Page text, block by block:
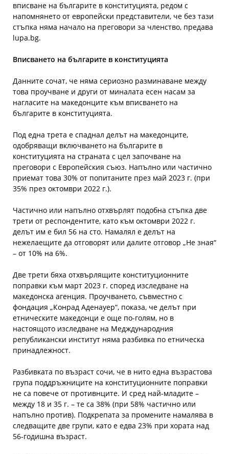
вписване на българите в конституцията, редом с
напомнянето от европейски представители, че без тази
стъпка няма начало на преговори за членство, предава
lupa.bg.
Вписването на българите в конституцията
Данните сочат, че няма сериозно разминаване между
това проучване и други от миналата есен насам за
нагласите на македонците към вписването на
българите в конституцията.
Под една трета е спаднал делът на македонците,
одобряващи включването на българите в
конституцията на страната с цел започване на
преговори с Европейския съюз. Напълно или частично
приемат това 30% от попитаните през май 2023 г. (при
35% през октомври 2022 г.).
Частично или напълно отхвърлят подобна стъпка две
трети от респондентите, като към октомври 2022 г.
делът им е бил 56 на сто. Намалял е делът на
нежелаещите да отговорят или далите отговор „Не зная“
– от 10% на 6%.
Две трети бяха отхвърлящите конституционните
поправки към март 2023 г. според изследване на
македонска агенция. Проучването, съвместно с
фондация „Конрад Аденауер“, показа, че делът при
етническите македонци е още по-голям, но в
настоящото изследване на Медждународния
републикански институт няма разбивка по етническа
принадлежност.
Разбивката по възраст сочи, че в нито една възрастова
група поддръжниците на конституционните поправки
не са повече от противнците. И сред най-младите –
между 18 и 35 г. – те са 38% (при 58% частично или
напълно против). Подкрепата за промените намалява в
следващите две групи, като е едва 23% при хората над
56-годишна възраст.